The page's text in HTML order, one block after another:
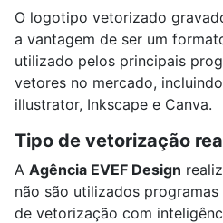
O logotipo vetorizado
a vantagem de ser um
utilizado pelos principais
vetores no mercado, incluindo
illustrator, Inkscape e Canva.
Tipo de vetorização
A Agência EVEF Design
não são utilizados
de vetorização com